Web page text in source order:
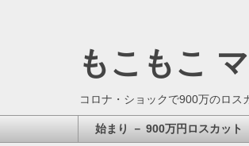
もこもこ
コロナ・ショックで900万のロ
始まり － 900万円ロスカット